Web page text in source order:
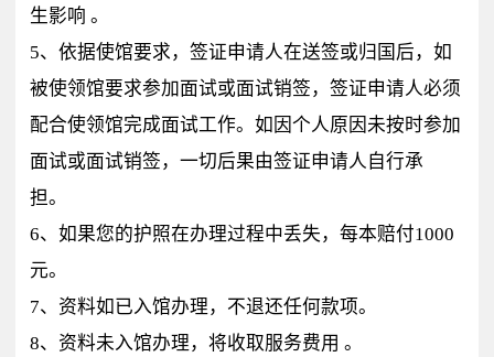
生影响 。
5、依据使馆要求，签证申请人在送签或归国后，如
被使领馆要求参加面试或面试销签，签证申请人必须
配合使领馆完成面试工作。如因个人原因未按时参加
面试或面试销签，一切后果由签证申请人自行承
担。
6、如果您的护照在办理过程中丢失，每本赔付1000
元。
7、资料如已入馆办理，不退还任何款项。
8、资料未入馆办理，将收取服务费用 。